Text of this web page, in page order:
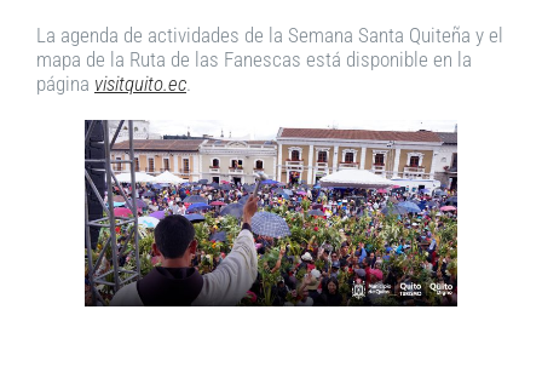
La agenda de actividades de la Semana Santa Quiteña y el
mapa de la Ruta de las Fanescas está disponible en la
página visitquito.ec.